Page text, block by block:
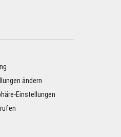
ändern
Einstellungen